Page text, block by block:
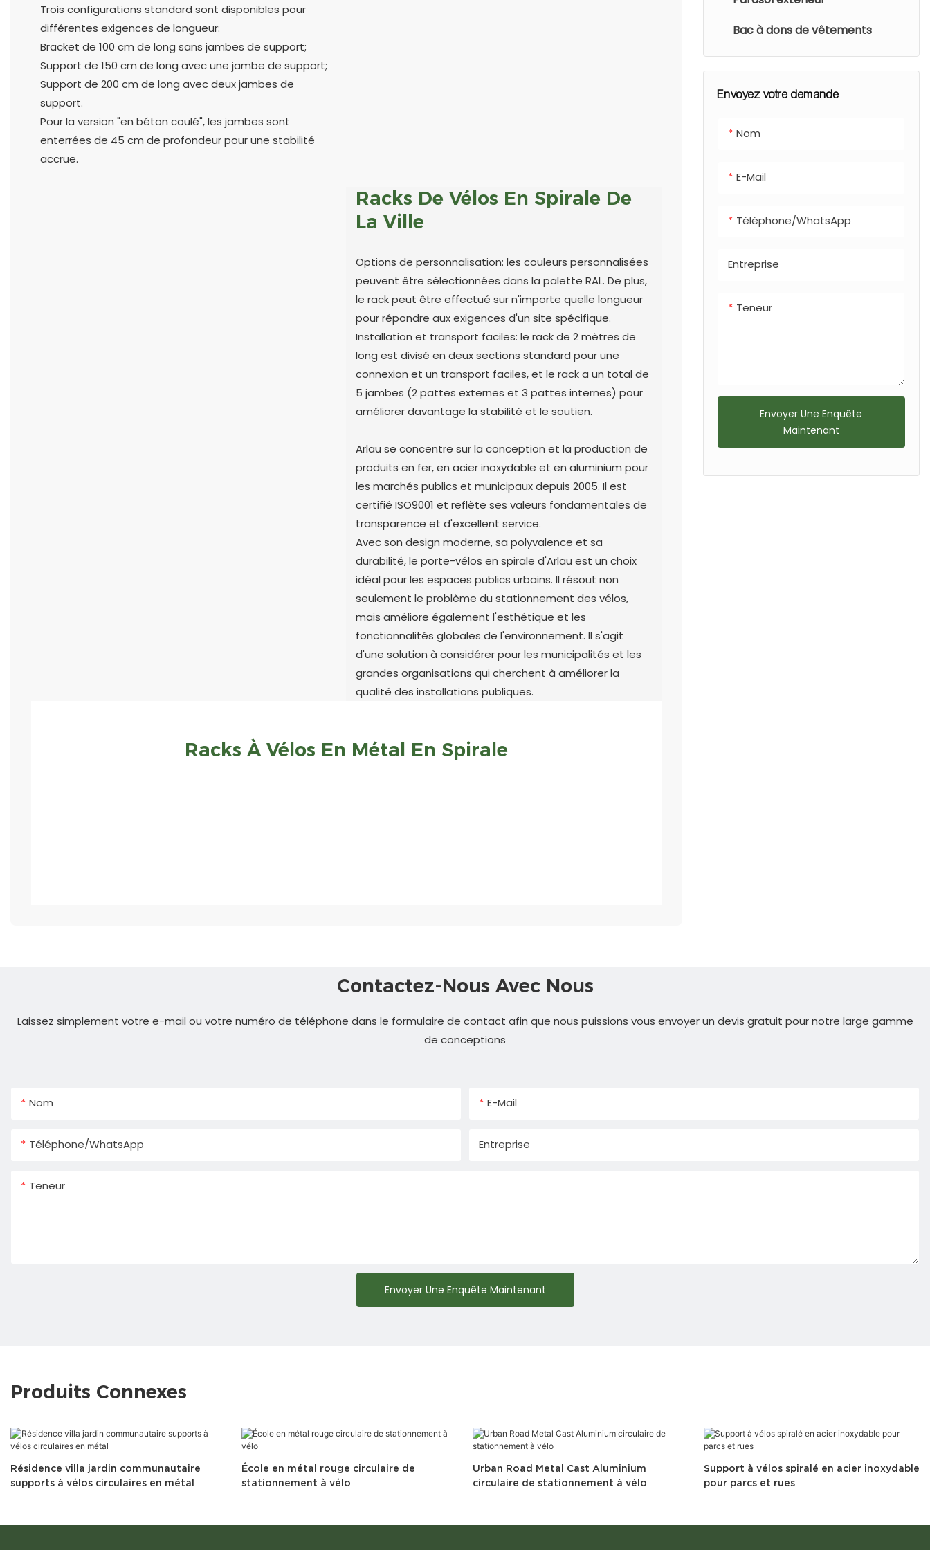
Trois configurations standard sont disponibles pour
différentes exigences de longueur:
Bracket de 100 cm de long sans jambes de support;
Support de 150 cm de long avec une jambe de support;
Support de 200 cm de long avec deux jambes de
support.
Pour la version "en béton coulé", les jambes sont
enterrées de 45 cm de profondeur pour une stabilité
accrue.
Racks De Vélos En Spirale De
La Ville
Options de personnalisation: les couleurs personnalisées
peuvent être sélectionnées dans la palette RAL. De plus,
le rack peut être effectué sur n'importe quelle longueur
pour répondre aux exigences d'un site spécifique.
Installation et transport faciles: le rack de 2 mètres de
long est divisé en deux sections standard pour une
connexion et un transport faciles, et le rack a un total de
5 jambes (2 pattes externes et 3 pattes internes) pour
améliorer davantage la stabilité et le soutien.
Arlau se concentre sur la conception et la production de
produits en fer, en acier inoxydable et en aluminium pour
les marchés publics et municipaux depuis 2005. Il est
certifié ISO9001 et reflète ses valeurs fondamentales de
transparence et d'excellent service.
Avec son design moderne, sa polyvalence et sa
durabilité, le porte-vélos en spirale d'Arlau est un choix
idéal pour les espaces publics urbains. Il résout non
seulement le problème du stationnement des vélos,
mais améliore également l'esthétique et les
fonctionnalités globales de l'environnement. Il s'agit
d'une solution à considérer pour les municipalités et les
grandes organisations qui cherchent à améliorer la
qualité des installations publiques.
Racks À Vélos En Métal En Spirale
Bac à dons de vêtements
Envoyez votre demande
Nom
E-Mail
Téléphone/WhatsApp
Entreprise
Teneur
Envoyer Une Enquête
Maintenant
Contactez-Nous Avec Nous
Laissez simplement votre e-mail ou votre numéro de téléphone dans le formulaire de contact afin que nous puissions vous envoyer un devis gratuit pour notre large gamme
de conceptions
Nom E-Mail
Téléphone/WhatsApp Entreprise
Teneur
Envoyer Une Enquête Maintenant
Produits Connexes
Résidence villa jardin communautaire
supports à vélos circulaires en métal
École en métal rouge circulaire de
stationnement à vélo
Urban Road Metal Cast Aluminium
circulaire de stationnement à vélo
Support à vélos spiralé en acier inoxydable
pour parcs et rues